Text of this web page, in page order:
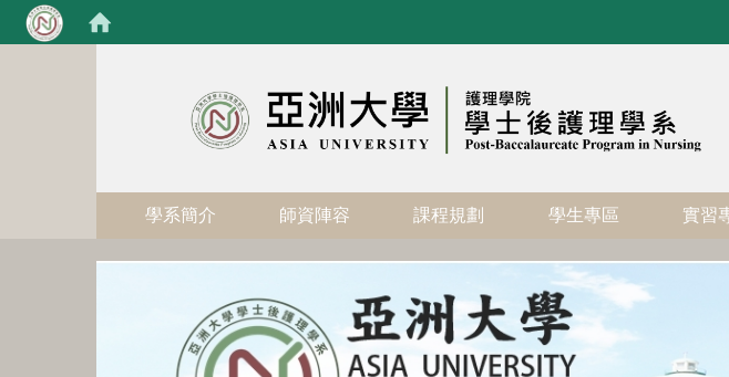
學系簡介 師資陣容 課程規劃 學生專區 實習